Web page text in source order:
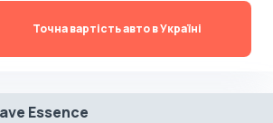
Точна вартість авто в Україні
Essence